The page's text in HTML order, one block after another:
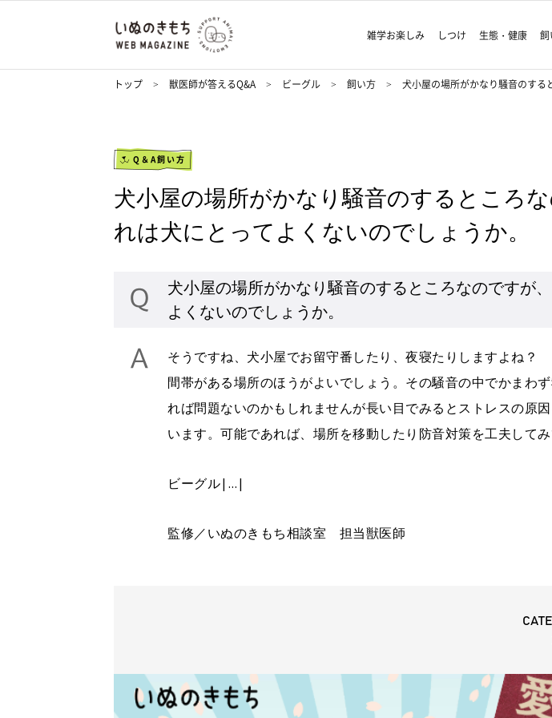
雑学お楽しみ しつけ 生態・健康 飼
トップ 獣医師が答えるQ&A ビーグル 飼い方 犬小屋の場所がかなり騒音のする
Q＆A飼い方
犬小屋の場所がかなり騒音のするところ
れは犬にとってよくないのでしょうか。
犬小屋の場所がかなり騒音のするところなのですが
よくないのでしょうか。
そうですね、犬小屋でお留守番したり、夜寝たりしますよね？
間帯がある場所のほうがよいでしょう。その騒音の中でかまわ
れば問題ないのかもしれませんが長い目でみるとストレスの原
います。可能であれば、場所を移動したり防音対策を工夫してみ
ビーグル|…|
監修／いぬのきもち相談室 担当獣医師